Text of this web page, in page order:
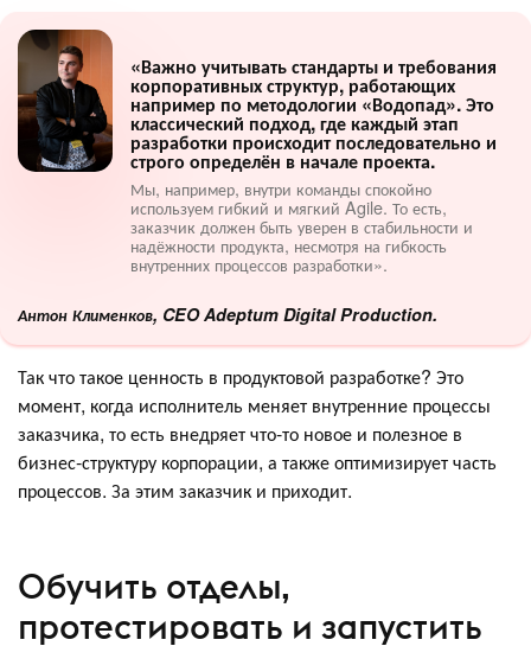
«Важно учитывать стандарты и требования
корпоративных структур, работающих
например по методологии «Водопад». Это
классический подход, где каждый этап
разработки происходит последовательно и
строго определён в начале проекта.
Мы, например, внутри команды спокойно
используем гибкий и мягкий Agile. То есть,
заказчик должен быть уверен в стабильности и
надёжности продукта, несмотря на гибкость
внутренних процессов разработки».
Антон Клименков, CEO Adeptum Digital Production.
Так что такое ценность в продуктовой разработке? Это
момент, когда исполнитель меняет внутренние процессы
заказчика, то есть внедряет что-то новое и полезное в
бизнес-структуру корпорации, а также оптимизирует часть
процессов. За этим заказчик и приходит.
Обучить отделы,
протестировать и запустить